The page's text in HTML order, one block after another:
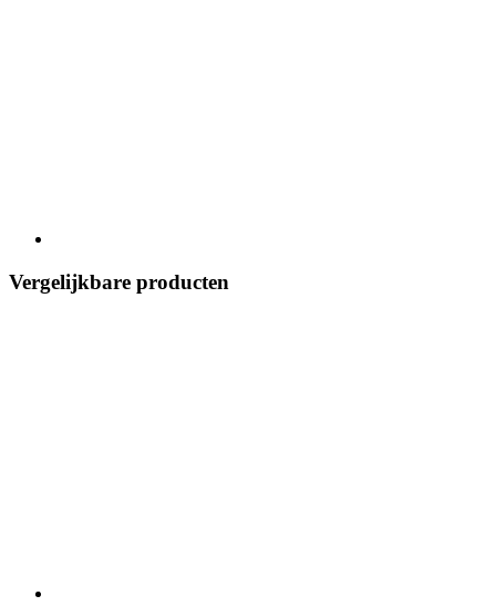
Vergelijkbare producten